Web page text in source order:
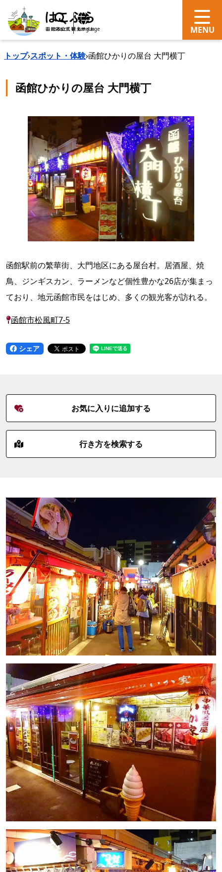
search Language
トップ›スポット・体験›函館ひかりの屋台 大門横丁
函館ひかりの屋台 大門横丁
函館駅前の繁華街、大門地区にある屋台村。居酒屋、焼
鳥、ジンギスカン、ラーメンなど個性豊かな26店が集まっ
ており、地元函館市民をはじめ、多くの観光客が訪れる。
函館市松風町7-5
シェア
お気に入りに追加する
行き方を検索する